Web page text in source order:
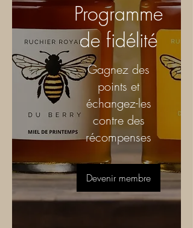
Programme
de fidélité
Gagnez des
points et
échangez-les
contre des
récompenses
Devenir membre